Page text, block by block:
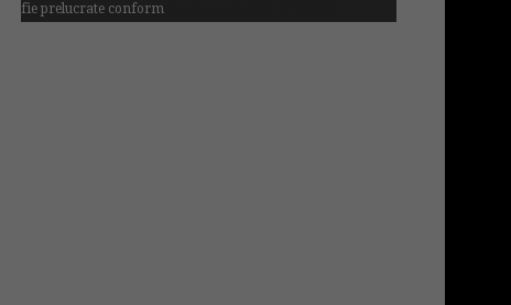
fie prelucrate conform